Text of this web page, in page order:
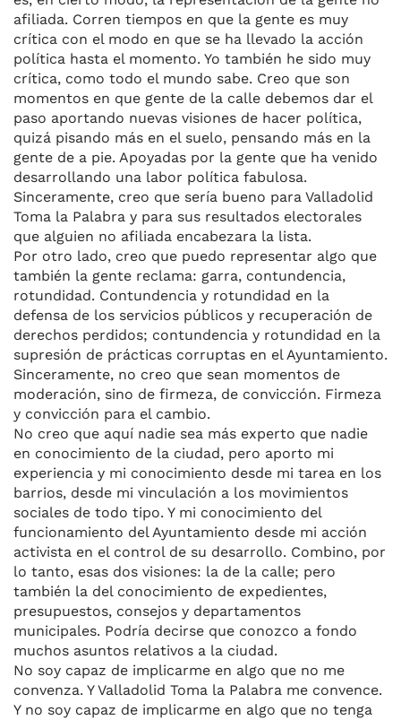
afiliada. Corren tiempos en que la gente es muy
crítica con el modo en que se ha llevado la acción
política hasta el momento. Yo también he sido muy
crítica, como todo el mundo sabe. Creo que son
momentos en que gente de la calle debemos dar el
paso aportando nuevas visiones de hacer política,
quizá pisando más en el suelo, pensando más en la
gente de a pie. Apoyadas por la gente que ha venido
desarrollando una labor política fabulosa.
Sinceramente, creo que sería bueno para Valladolid
Toma la Palabra y para sus resultados electorales
que alguien no afiliada encabezara la lista.
Por otro lado, creo que puedo representar algo que
también la gente reclama: garra, contundencia,
rotundidad. Contundencia y rotundidad en la
defensa de los servicios públicos y recuperación de
derechos perdidos; contundencia y rotundidad en la
supresión de prácticas corruptas en el Ayuntamiento.
Sinceramente, no creo que sean momentos de
moderación, sino de firmeza, de convicción. Firmeza
y convicción para el cambio.
No creo que aquí nadie sea más experto que nadie
en conocimiento de la ciudad, pero aporto mi
experiencia y mi conocimiento desde mi tarea en los
barrios, desde mi vinculación a los movimientos
sociales de todo tipo. Y mi conocimiento del
funcionamiento del Ayuntamiento desde mi acción
activista en el control de su desarrollo. Combino, por
lo tanto, esas dos visiones: la de la calle; pero
también la del conocimiento de expedientes,
presupuestos, consejos y departamentos
municipales. Podría decirse que conozco a fondo
muchos asuntos relativos a la ciudad.
No soy capaz de implicarme en algo que no me
convenza. Y Valladolid Toma la Palabra me convence.
Y no soy capaz de implicarme en algo que no tenga